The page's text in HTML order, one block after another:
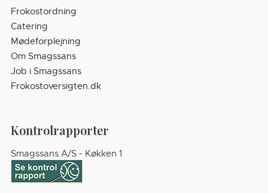
Frokostordning
Catering
Mødeforplejning
Om Smagssans
Job i Smagssans
Frokostoversigten.dk
Kontrolrapporter
Smagssans A/S - Køkken 1